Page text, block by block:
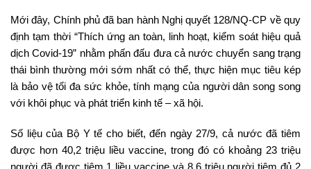
Mới đây, Chính phủ đã ban hành Nghị quyết 128/NQ-CP về quy
định tạm thời “Thích ứng an toàn, linh hoạt, kiểm soát hiệu quả
dịch Covid-19” nhằm phấn đấu đưa cả nước chuyển sang trạng
thái bình thường mới sớm nhất có thể, thực hiện mục tiêu kép
là bảo vệ tối đa sức khỏe, tính mạng của người dân song song
với khôi phục và phát triển kinh tế – xã hội.
Số liệu của Bộ Y tế cho biết, đến ngày 27/9, cả nước đã tiêm
được hơn 40,2 triệu liều vaccine, trong đó có khoảng 23 triệu